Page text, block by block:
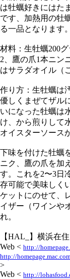
は牡蠣好きにはた
です、加熱用の牡
る一品となります
材料：生牡蠣200
2、鷹の爪1本ニン
はサラダオイル（
作り方：生牡蠣は
優しくまぜてザル
いになった牡蠣は
け、から煎りして
オイスターソース
下味を付けた牡蠣
ニク、鷹の爪を加
す。これを2〜3日
存可能で美味しく
ケットにのせて、
イザー（ワインや
れ。
【HAL_】横浜在
Web < http://
http://
>
Web < http://